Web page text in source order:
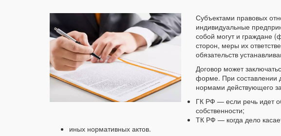
Субъектами правовых
индивидуальные
собой могут и граждане
сторон, меры их
обязательств
Договор может
форме. При составлении
нормами действующего
ГК РФ — если речь идет
собственности;
ТК РФ — когда дело
иных нормативных актов.